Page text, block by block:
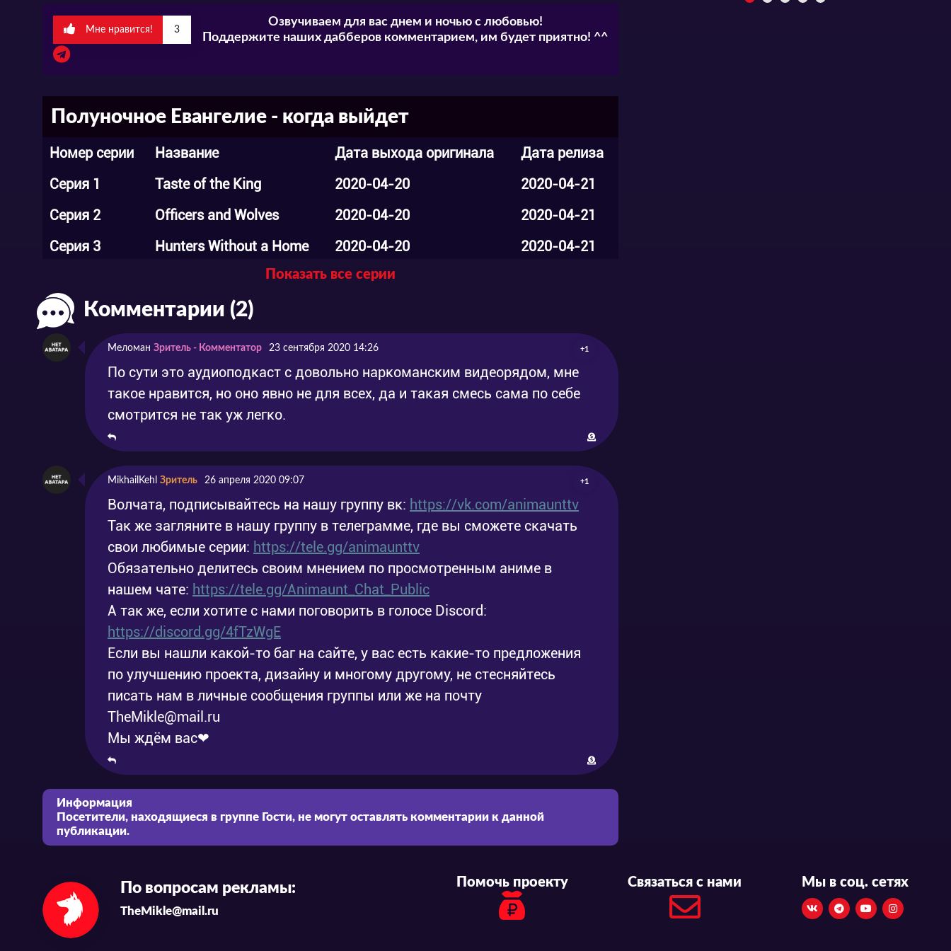
русской озвучке на нашем сайте!
Мне нравится! 3
Озвучиваем для вас днем и ночью с любовью!
Поддержите наших дабберов комментарием, им будет приятно! ^^
Полуночное Евангелие - когда выйдет
Номер серии Название Дата выхода оригинала
Дата релиза
Серия 1
Taste of the King 2020-04-20
2020-04-21
Серия 2
Officers and Wolves 2020-04-20
2020-04-21
Серия 3
Hunters Without a Home 2020-04-20
2020-04-21
Blinded by My End 2020-04-20
Серия 5
Annihilation of Joy
Серия 6
Vulture with Honor 2020-04-20
2020-04-21
Серия 7
Turtles of the Eclipse 2020-04-20
2020-04-21
Mouse of Silver 2020-04-20 2020-04-21
Показать все серии
Комментарии (2)
Меломан Зритель - Комментатор 23 сентября 2020 14:26 +1
По сути это аудиоподкаст с довольно наркоманским видеорядом, мне
такое нравится, но оно явно не для всех, да и такая смесь сама по себе
смотрится не так уж легко.
MikhailKehl Зритель 26 апреля 2020 09:07 +1
Волчата, подписывайтесь на нашу группу вк: https://vk.com/animaunttv
Так же загляните в нашу группу в телеграмме, где вы сможете скачать
свои любимые серии: https://tele.gg/animaunttv
Обязательно делитесь своим мнением по просмотренным аниме в
нашем чате: https://tele.gg/Animaunt_Chat_Public
А так же, если хотите с нами поговорить в голосе Discord:
https://discord.gg/4fTzWgE
Если вы нашли какой-то баг на сайте, у вас есть какие-то предложения
по улучшению проекта, дизайну и многому другому, не стесняйтесь
писать нам в личные сообщения группы или же на почту
TheMikle@mail.ru
Мы ждём вас❤
Информация
Посетители, находящиеся в группе Гости, не могут оставлять комментарии к данной
публикации.
По вопросам рекламы:
TheMikle@mail.ru
Помочь проекту Связаться с нами Мы в соц. сетях